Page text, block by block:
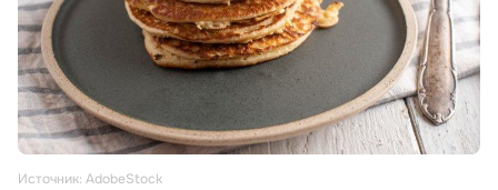
Источник: AdobeStock